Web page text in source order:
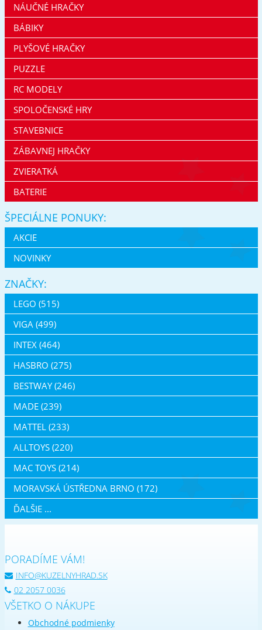
NÁUČNÉ HRAČKY
BÁBIKY
PLYŠOVÉ HRAČKY
PUZZLE
RC MODELY
SPOLOČENSKÉ HRY
STAVEBNICE
ZÁBAVNEJ HRAČKY
ZVIERATKÁ
BATERIE
ŠPECIÁLNE PONUKY:
AKCIE
NOVINKY
ZNAČKY:
LEGO (515)
VIGA (499)
INTEX (464)
HASBRO (275)
BESTWAY (246)
MADE (239)
MATTEL (233)
ALLTOYS (220)
MAC TOYS (214)
MORAVSKÁ ÚSTŘEDNA BRNO (172)
ĎALŠIE ...
PORADÍME VÁM!
INFO@KUZELNYHRAD.SK
02 2057 0036
VŠETKO O NÁKUPE
Obchodné podmienky